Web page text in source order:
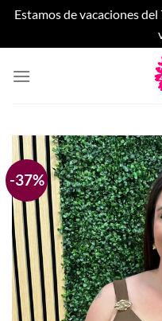
Estamos de vacaciones
-37%